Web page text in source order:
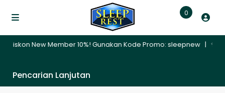
Member 10%! Gunakan Kode Promo: sleepnew | ✨ Promo
0
Pencarian Lanjutan